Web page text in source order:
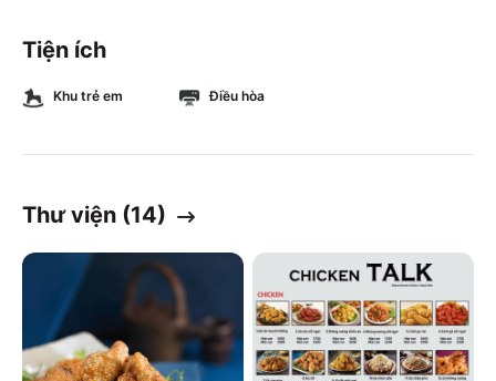
Tiện ích
Khu trẻ em Điều hòa
Thư viện (14)